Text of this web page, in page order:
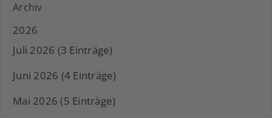
Archiv
2026
Juli 2026 (3 Einträge)
Juni 2026 (4 Einträge)
Mai 2026 (5 Einträge)